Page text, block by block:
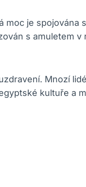
je spojována
s amuletem
Mnozí
kultuře a